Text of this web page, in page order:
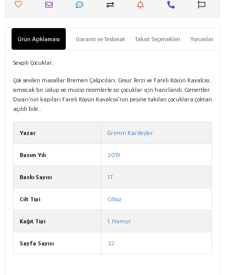
Ürün Açıklaması Garanti ve Teslimat Taksit Seçenekleri Yorumlar
Sevgili Çocuklar,
Çok sevilen masallar Bremen Çalgıcıları, Cesur Terzi ve Fareli Köyün Kavalcısı,
sımsıcak bir üslup ve muzip resimlerle siz çocuklar için hazırlandı. Cömertler
Diyarı'nın kapıları Fareli Köyün Kavalcısı'nın peşine takılan çocuklara çoktan
açıldı bile...
Yazar Grimm Kardeşler
Basım Yılı 2019
Baskı Sayısı 17
Cilt Tipi Ciltsiz
Kağıt Tipi 1. Hamur
Sayfa Sayısı 32